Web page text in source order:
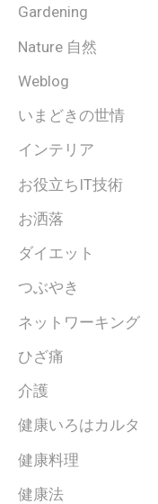
Gardening
Nature 自然
Weblog
いまどきの世情
インテリア
お役立ちIT技術
お洒落
ダイエット
つぶやき
ネットワーキング
ひざ痛
介護
健康いろはカルタ
健康料理
健康法